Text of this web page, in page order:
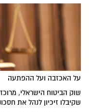
על האכזבה ועל ההפתעה
שקיבלו זיכיון לנהל את